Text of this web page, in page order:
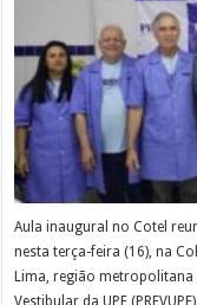
Aula inaugural no Cotel
nesta terça-feira (16), na
Lima, região
Vestibular da UPE